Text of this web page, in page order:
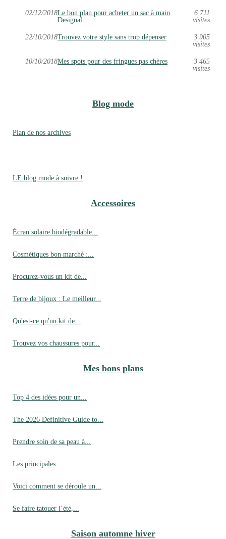
02/12/2018Le bon plan pour acheter un sac à main
Desigual
6 711
visites
22/10/2018Trouvez votre style sans trop dépenser
3 905
visites
10/10/2018Mes spots pour des fringues pas chères
3 465
visites
Blog mode
Plan de nos archives
LE blog mode à suivre !
Accessoires
Écran solaire biodégradable...
Cosmétiques bon marché :...
Procurez-vous un kit de...
Terre de bijoux : Le meilleur...
Qu'est-ce qu'un kit de...
Trouvez vos chaussures pour...
Mes bons plans
Top 4 des idées pour un...
The 2026 Definitive Guide to...
Prendre soin de sa peau à...
Les principales...
Voici comment se déroule un...
Se faire tatouer l’été,...
Saison automne hiver